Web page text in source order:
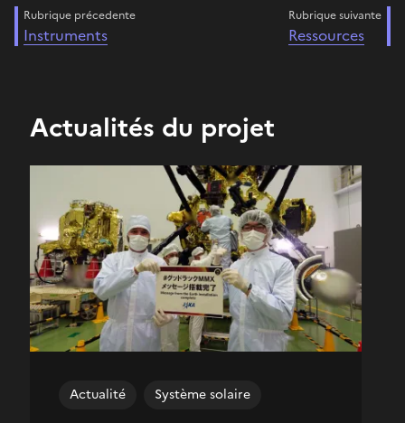
Rubrique précedente
Instruments
Rubrique suivante
Ressources
Actualités du projet
Actualité Système solaire